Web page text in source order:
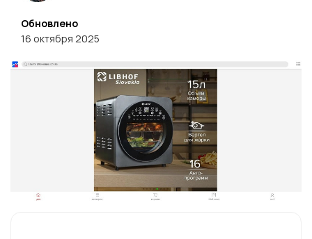
Обновлено
16 октября 2025